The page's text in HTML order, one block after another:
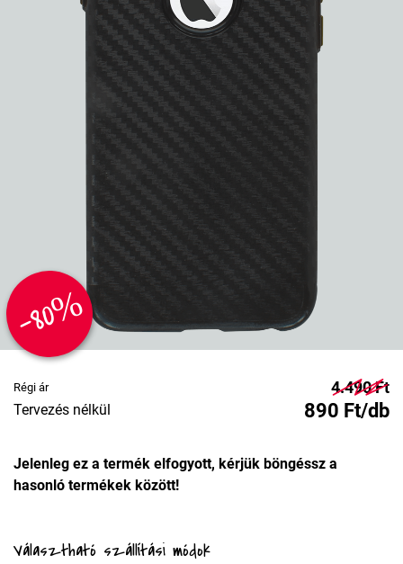
-80%
Régi ár 4.490 Ft
Tervezés nélkül 890 Ft/db
Jelenleg ez a termék elfogyott, kérjük böngéssz a
hasonló termékek között!
Választható szállítási módok